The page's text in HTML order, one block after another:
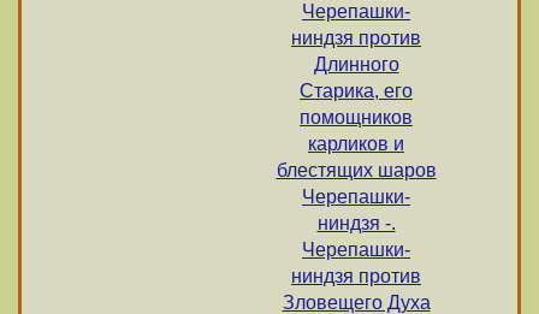
Черепашки-
ниндзя против
Длинного
Старика, его
помощников
карликов и
блестящих шаров
Черепашки-
ниндзя -.
Черепашки-
ниндзя против
Зловещего Духа